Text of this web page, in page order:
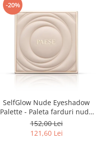
-20%
SelfGlow Nude Eyeshadow
Palette - Paleta farduri nude
versatila
152,00 Lei
121,60 Lei